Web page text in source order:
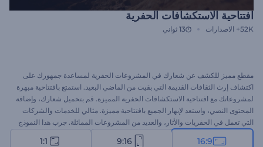
افتتاحية الاستكشافات الحفرية
52K+ الاصدارات 13 ثواني
مقطع مميز للكشف عن شعارك في المشروعات الحفرية لمساعدة جمهورك على
اكتشاف إرث الثقافات القديمة التي بقيت من الماضي البعيد. استمتع بافتتاحية مبهرة
لمشروعاتك مع افتتاحية الاستكشافات الحفرية المميزة. قم بتحميل شعارك، وإضافة
المحتوى النصي، واستعد لإبهار الجميع بافتتاحية مميزة. مثالي للخدمات والشركات
التي تعمل في الحفريات والأثار، والعديد من المشروعات المماثلة. جرب هذا النموذج
الآن!
16:9
9:16
1:1